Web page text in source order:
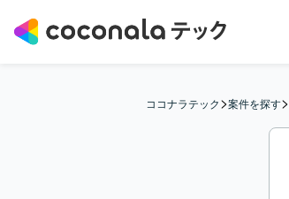
ココナラテック>案件を探す>